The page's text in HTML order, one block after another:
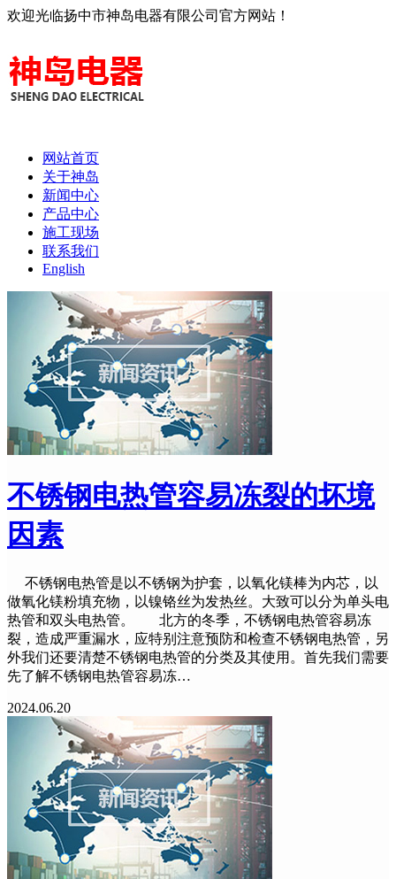
欢迎光临扬中市神岛电器有限公司官方网站！
网站首页
关于神岛
新闻中心
产品中心
施工现场
联系我们
English
不锈钢电热管容易冻裂的坏境
因素
不锈钢电热管是以不锈钢为护套，以氧化镁棒为内芯，以
做氧化镁粉填充物，以镍铬丝为发热丝。大致可以分为单头电
热管和双头电热管。 北方的冬季，不锈钢电热管容易冻
裂，造成严重漏水，应特别注意预防和检查不锈钢电热管，另
外我们还要清楚不锈钢电热管的分类及其使用。首先我们需要
先了解不锈钢电热管容易冻…
2024.06.20